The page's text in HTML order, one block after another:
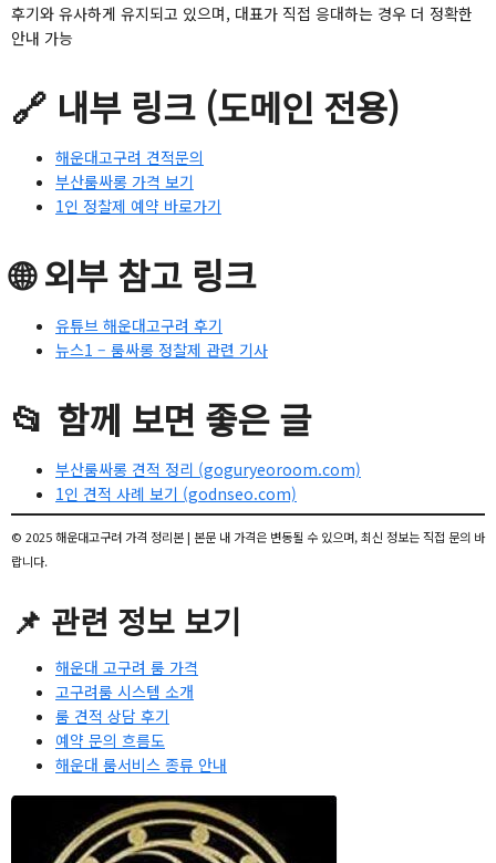
후기와 유사하게 유지되고 있으며, 대표가 직접 응대하는 경우 더 정확한
안내 가능
🔗 내부 링크 (도메인 전용)
해운대고구려 견적문의
부산룸싸롱 가격 보기
1인 정찰제 예약 바로가기
🌐 외부 참고 링크
유튜브 해운대고구려 후기
뉴스1 – 룸싸롱 정찰제 관련 기사
📂 함께 보면 좋은 글
부산룸싸롱 견적 정리 (goguryeoroom.com)
1인 견적 사례 보기 (godnseo.com)
© 2025 해운대고구려 가격 정리본 | 본문 내 가격은 변동될 수 있으며, 최신 정보는 직접 문의 바
랍니다.
📌 관련 정보 보기
해운대 고구려 룸 가격
고구려룸 시스템 소개
룸 견적 상담 후기
예약 문의 흐름도
해운대 룸서비스 종류 안내